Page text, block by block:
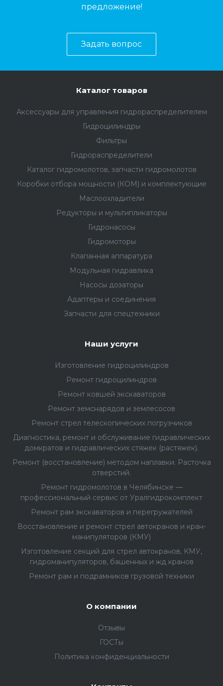
предложение!
Задать вопрос
Каталог товаров
Аксессуары для управления гидрораспределителем
Гидроцилиндры
Фильтры
Гидрораспределители
Каталог гидромолотов, запчасти гидромолотов
Коробки отбора мощности (КОМ) и комплектующие
Маслоохладители
Редукторы и мультипликаторы
Гидронасосы
Гидромоторы
Клапанная аппаратура
Модульная гидравлика
Насосы дозаторы
Адаптеры и соединения
Запчасти для спецтехники
Наши услуги
Изготовление гидроцилиндров
Ремонт гидроцилиндров
Ремонт ковшей экскаваторов
Ремонт земснарядов и землесосов
Ремонт стрел телескопических погрузчиков
Диагностика, ремонт и обслуживание гидравлических
домкратов и гидравлических стяжек (растяжек).
Ремонт (восстановление) методом наплавки. Расточка
отверстий.
Ремонт гидромолотов в Челябинске —
профессиональный сервис от Уралгидрокомплект
Ремонт рам экскаваторов и перегружателей
Восстановление и ремонт стрел автокранов и кран-
манипуляторов (КМУ)
Изготовление секций для стрел автокранов, КМУ,
гидроманипуляторов, башенных и жд кранов
Ремонт рам и подрамников грузовой техники
О компании
Отзывы
ГОСТы
Политика конфиденциальности